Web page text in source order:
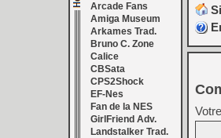
Arcade Fans
Amiga Museum
Arkames Trad.
Bruno C. Zone
Calice
CBSata
CPS2Shock
EF-Nes
Fan de la NES
GirlFriend Adv.
Landstalker Trad.